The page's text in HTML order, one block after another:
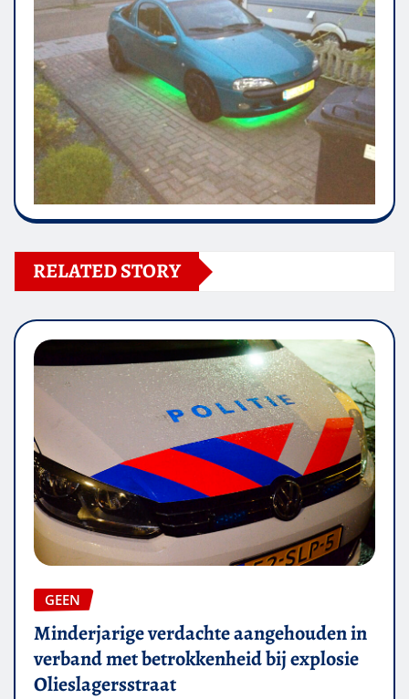
RELATED STORY
GEEN
Minderjarige verdachte aangehouden in
verband met betrokkenheid bij explosie
Olieslagersstraat